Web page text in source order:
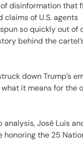
disinformation that
of U.S. agents
so quickly out of
behind the
down Trump’s
it means for the
José Luis
honoring the 25